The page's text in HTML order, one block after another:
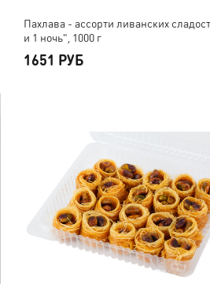
Пахлава - ассорти ливанских
и 1 ночь", 1000 г
1651 РУБ